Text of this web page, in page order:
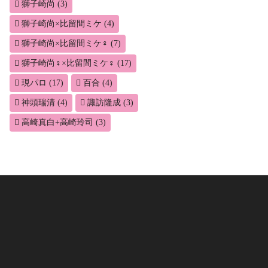
獅子崎尚 (3)
獅子崎尚×比留間ミケ (4)
獅子崎尚×比留間ミケ♀ (7)
獅子崎尚♀×比留間ミケ♀ (17)
現パロ (17) 百合 (4)
神頭瑞清 (4) 諏訪隆成 (3)
高崎真白+高崎玲司 (3)